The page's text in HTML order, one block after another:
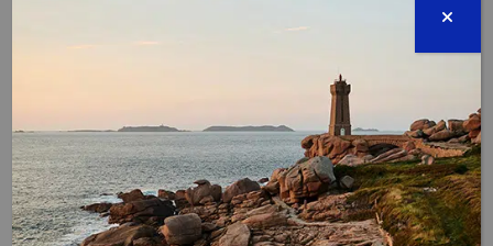
SOS laisse de mer
A partir de 7 ans.
Groupe de 15 personnes, adultes et enfants
Circuit d’1 km environ